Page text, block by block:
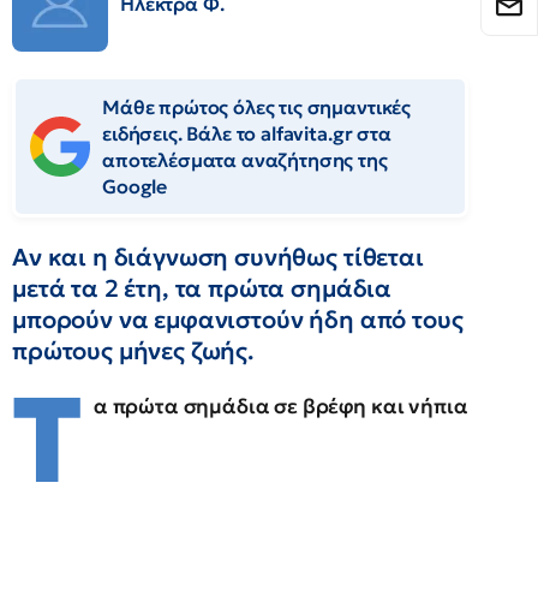
Μάθε πρώτος όλες τις σημαντικές
ειδήσεις. Βάλε το alfavita.gr στα
αποτελέσματα αναζήτησης της
Google
Αν και η διάγνωση συνήθως τίθεται
μετά τα 2 έτη, τα πρώτα σημάδια
μπορούν να εμφανιστούν ήδη από τους
πρώτους μήνες ζωής.
Τ α πρώτα σημάδια σε βρέφη και νήπια